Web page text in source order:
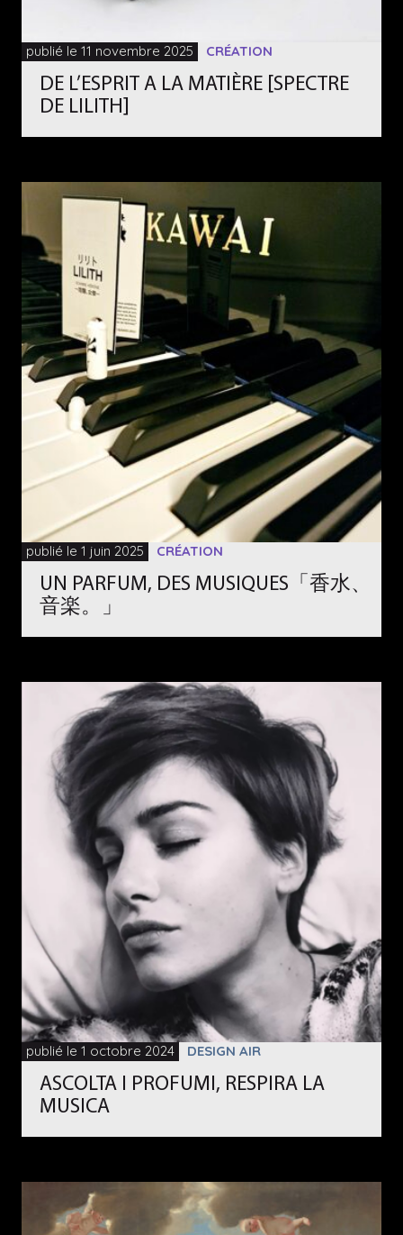
publié le 11 novembre 2025 CRÉATION
DE L’ESPRIT A LA MATIÈRE [SPECTRE
DE LILITH]
publié le 1 juin 2025 CRÉATION
UN PARFUM, DES MUSIQUES「香水、
音楽。」
publié le 1 octobre 2024 DESIGN AIR
ASCOLTA I PROFUMI, RESPIRA LA
MUSICA